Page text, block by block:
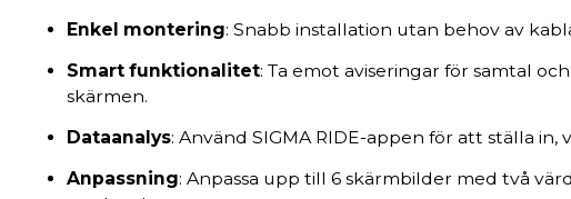
Enkel montering: Snabb installation utan behov av
Smart funktionalitet: Ta emot aviseringar för samtal
skärmen.
Dataanalys: Använd SIGMA RIDE-appen för att ställa in,
Anpassning: Anpassa upp till 6 skärmbilder med två